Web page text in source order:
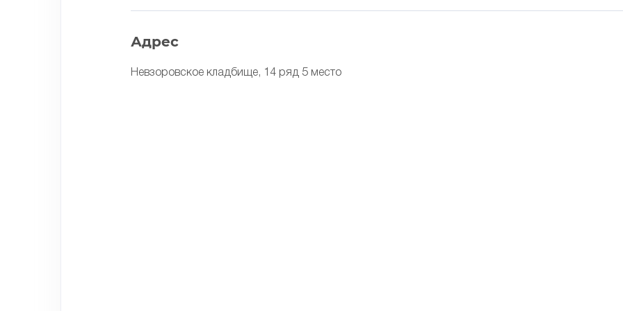
Адрес
Невзоровское кладбище, 14 ряд 5 место